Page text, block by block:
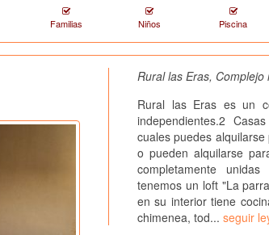
Familias Niños Piscina
Rural las Eras,
Rural las Eras es un
independientes.2
cuales puedes
o pueden alquilarse
completamente
tenemos un loft "La
en su interior tiene
chimenea, tod... seguir